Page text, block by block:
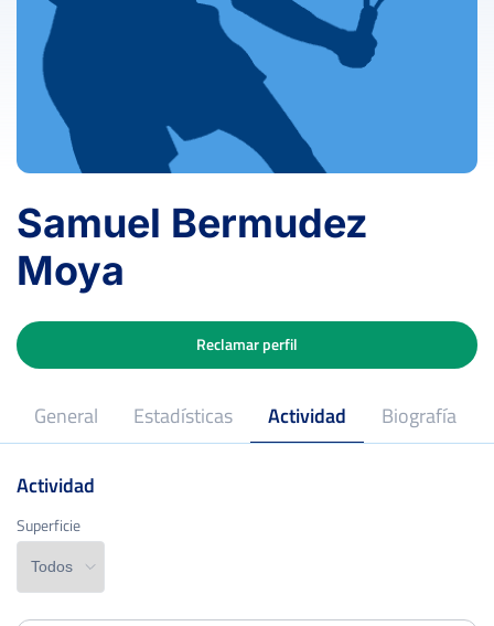
Samuel Bermudez
Moya
General Estadísticas Actividad Biografía
Reclamar perfil
Lugar de nacimiento
Superficie
Actividad
Superficie